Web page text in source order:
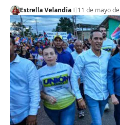
Estrella Velandia
11 de mayo